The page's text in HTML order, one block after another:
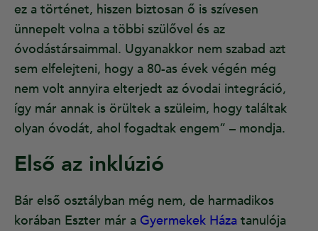
ez a történet, hiszen biztosan ő is szívesen
ünnepelt volna a többi szülővel és az
óvodástársaimmal. Ugyanakkor nem szabad azt
sem elfelejteni, hogy a 80-as évek végén még
nem volt annyira elterjedt az óvodai integráció,
így már annak is örültek a szüleim, hogy találtak
olyan óvodát, ahol fogadtak engem” – mondja.
Első az inklúzió
Bár első osztályban még nem, de harmadikos
korában Eszter már a Gyermekek Háza tanulója